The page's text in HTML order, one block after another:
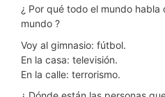
¿ Por qué todo el mundo
mundo ?
Voy al gimnasio: fútbol.
En la casa: televisión.
En la calle: terrorismo.